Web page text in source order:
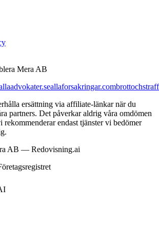
Mera AB
allaforsakringar.com
ersättning via affiliate-länkar när du
partners. Det påverkar aldrig våra omdömen
endast tjänster vi bedömer
AB — Redovisning.ai